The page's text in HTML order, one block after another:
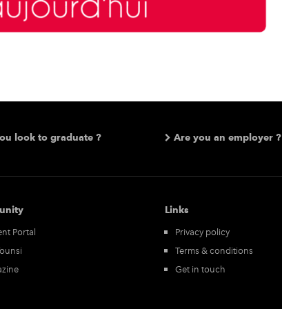
look to graduate ? Are you an employer ?
Portal
Links
Privacy policy
Terms & conditions
Get in touch